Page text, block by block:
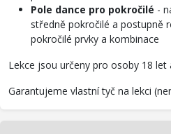
Pole dance pro pokročilé -
středně pokročilé a postupně
pokročilé prvky a kombinace
Lekce jsou určeny pro osoby 18 let
Garantujeme vlastní tyč na lekci